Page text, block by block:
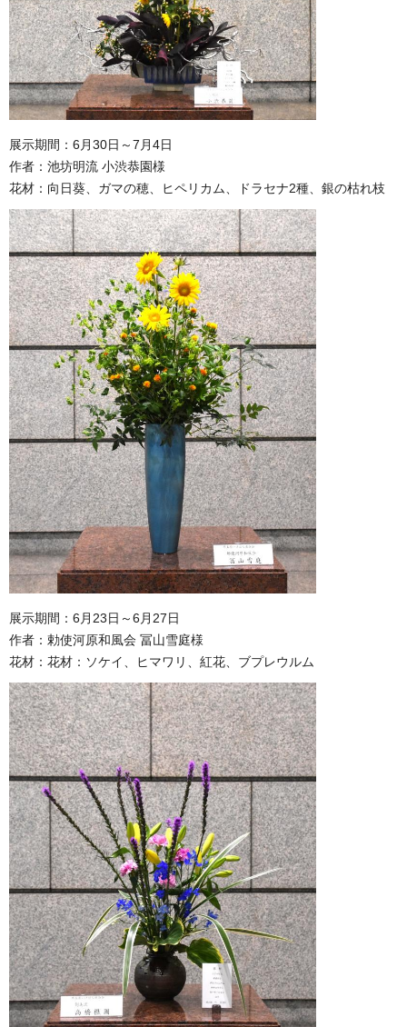
展示期間：6月30日～7月4日
作者：池坊明流 小渋恭園様
花材：向日葵、ガマの穂、ヒペリカム、ドラセナ2種、銀の枯れ枝
展示期間：6月23日～6月27日
作者：勅使河原和風会 冨山雪庭様
花材：花材：ソケイ、ヒマワリ、紅花、ブプレウルム